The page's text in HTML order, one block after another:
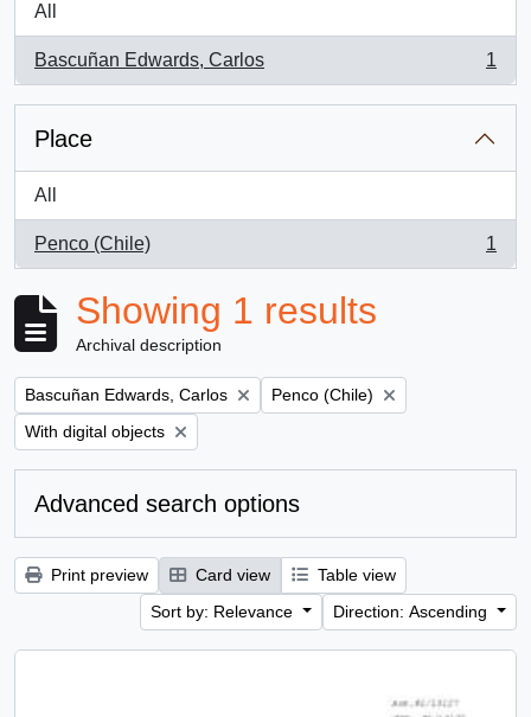
All
Bascuñan Edwards, Carlos
, 1 results
1
Place
All
Penco (Chile)
, 1 results
1
Showing 1 results
Archival description
Remove filter:
Bascuñan Edwards, Carlos Remove filter:
Penco (Chile)
Remove filter:
With digital objects
Advanced search options
Print preview Card view
Table view
Sort by: Relevance
Direction: Ascending